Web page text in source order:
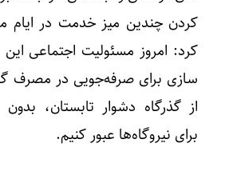
کردن چندین میز خدمت در ایام
کرد: امروز مسئولیت اجتماعی
سازی برای صرفه‌جویی در مصرف
از گذرگاه دشوار تابستان،
برای نیروگاه‌ها عبور کنیم.